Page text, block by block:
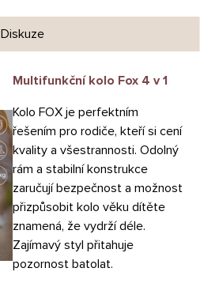
Diskuze
Multifunkční kolo Fox 4 v 1
Kolo FOX je perfektním
řešením pro rodiče, kteří si cení
kvality a všestrannosti. Odolný
rám a stabilní konstrukce
zaručují bezpečnost a možnost
přizpůsobit kolo věku dítěte
znamená, že vydrží déle.
Zajímavý styl přitahuje
pozornost batolat.